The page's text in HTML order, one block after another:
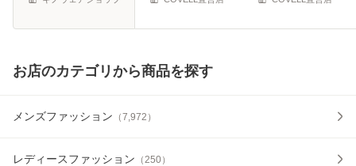
お店のカテゴリから商品を探す
メンズファッション （7,972 ）
レディースファッション （250）